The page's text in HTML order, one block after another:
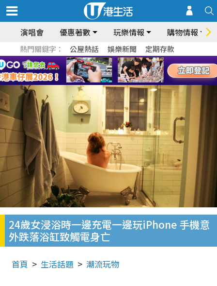
演唱會 優惠著數 玩樂情報 購物情報
熱門關鍵字： 公屋熱話 娛樂新聞 定期存款
24歲女浸浴時一邊充電一邊玩iPhone 手機意
外跌落浴缸致觸電身亡
首頁 生活話題 潮流玩物